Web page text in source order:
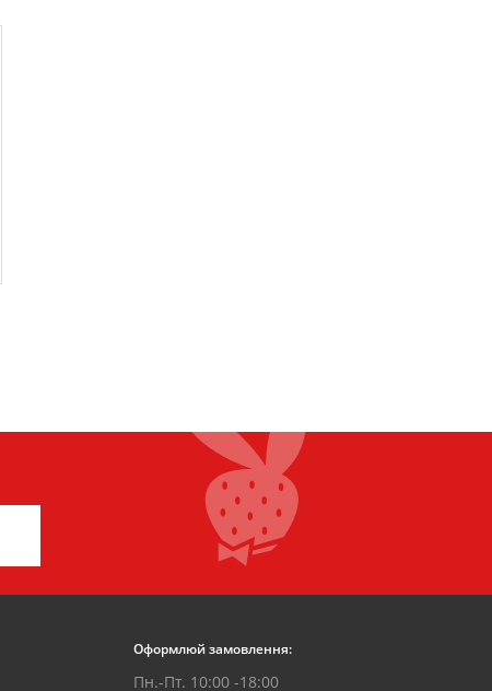
Оформлюй замовлення:
Пн.-Пт. 10:00 -18:00